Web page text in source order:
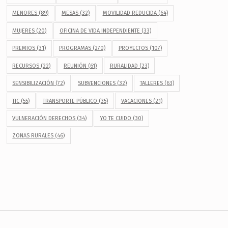
MENORES (89) MESAS(32) MOVILIDAD REDUCIDA(64)
MUJERES (20) OFICINA DE VIDA INDEPENDIENTE (33)
PREMIOS (31) PROGRAMAS(270) PROYECTOS(107)
RECURSOS (22) REUNIÓN (61) RURALIDAD (23)
SENSIBILIZACIÓN (72) SUBVENCIONES(32) TALLERES(63)
TIC (55) TRANSPORTE PÚBLICO (35) VACACIONES(21)
VULNERACIÓN DERECHOS (34) YO TE CUIDO (30)
ZONAS RURALES (46)